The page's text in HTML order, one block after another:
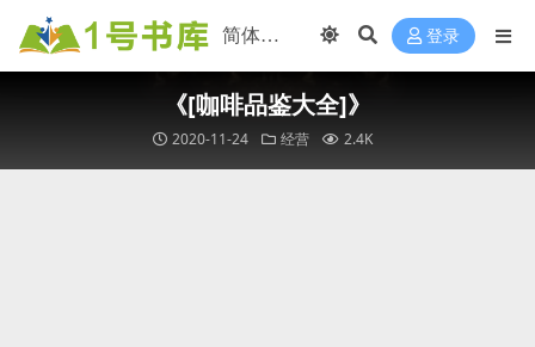
登录
《[咖啡品鉴大全]》
2020-11-24 经营 2.4K